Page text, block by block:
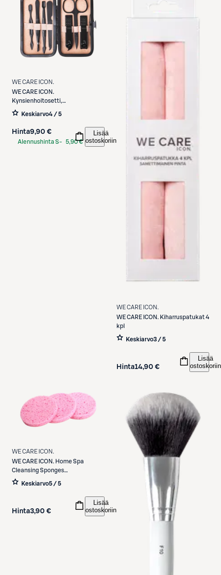
WE CARE ICON.
WE CARE ICON.
Kynsienhoitosetti,
vaaleanpunainen
Keskiarvo4 / 5
Hinta9,90 €
Alennushinta S- 5,90 €
Lisää
ostoskoriin
WE CARE ICON.
WE CARE ICON. Kiharruspatukat 4
kpl
Keskiarvo3 / 5
Hinta14,90 €
Lisää
ostoskoriin
WE CARE ICON.
WE CARE ICON. Home Spa
Cleansing Sponges
puhdistussieni 3 kpl
Keskiarvo5 / 5
Hinta3,90 €
Lisää
ostoskoriin